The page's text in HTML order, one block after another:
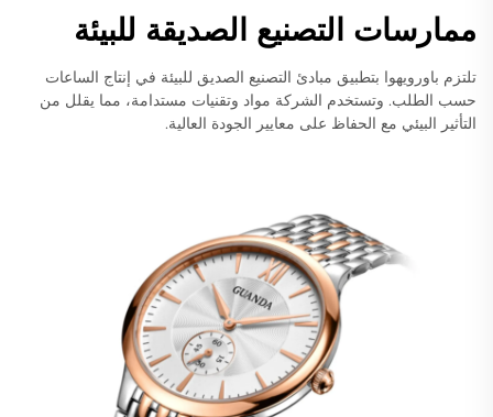
ممارسات التصنيع الصديقة للبيئة
تلتزم باورويهوا بتطبيق مبادئ التصنيع الصديق للبيئة في إنتاج الساعات
حسب الطلب. وتستخدم الشركة مواد وتقنيات مستدامة، مما يقلل من
التأثير البيئي مع الحفاظ على معايير الجودة العالية.